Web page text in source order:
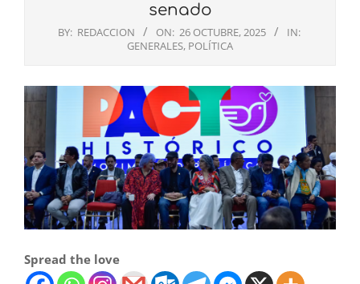
senado
BY: REDACCION ON: 26 OCTUBRE, 2025
IN:
GENERALES, POLÍTICA
Spread the love